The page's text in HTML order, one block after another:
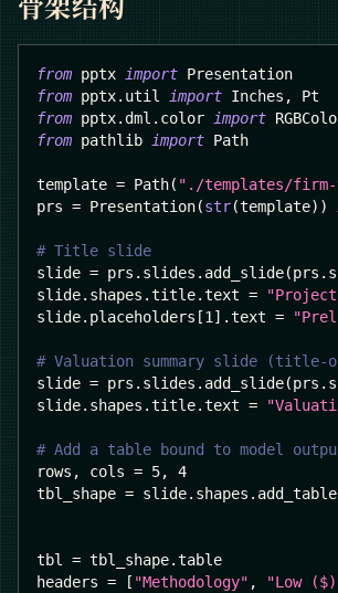
from pptx import Presentation
from pptx. util import Inches ,
Pt
from pptx.dml . color import
from pathlib import Path
template = Path( "./templates/firm-
prs = Presentation(str(template) )
# Title slide
slide = prs . slides . add_slide(prs .
slide. shapes .title.text =
slide. placeholders [1 ] .text =
# Valuation summary slide (title-
slide = prs . slides . add_slide(prs .
slide. shapes .title.text =
# Add a table bound to model
rows , cols = 5,
4
tbl_shape = slide. shapes . add_table
tbl = tbl_shape.table
headers = [ "Methodology" , "Low